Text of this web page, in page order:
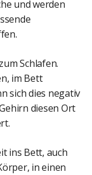
und werden
Schlafen.
im Bett
sich dies negativ
diesen Ort
ins Bett, auch
in einen